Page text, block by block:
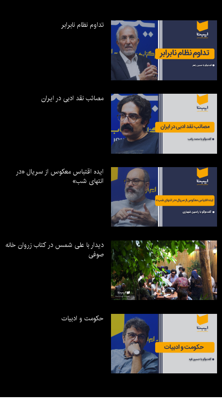
تداوم نظام نابرابر
مصائب نقد ادبی در ایران
ایده اقتباس معکوس از سریال «در
انتهای شب»
دیدار با علی شمس در کتاب زروان خانه
صوفی
حکومت و ادبیات